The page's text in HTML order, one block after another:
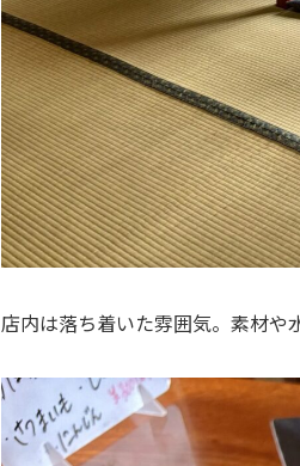
店内は落ち着いた雰囲気。素材や